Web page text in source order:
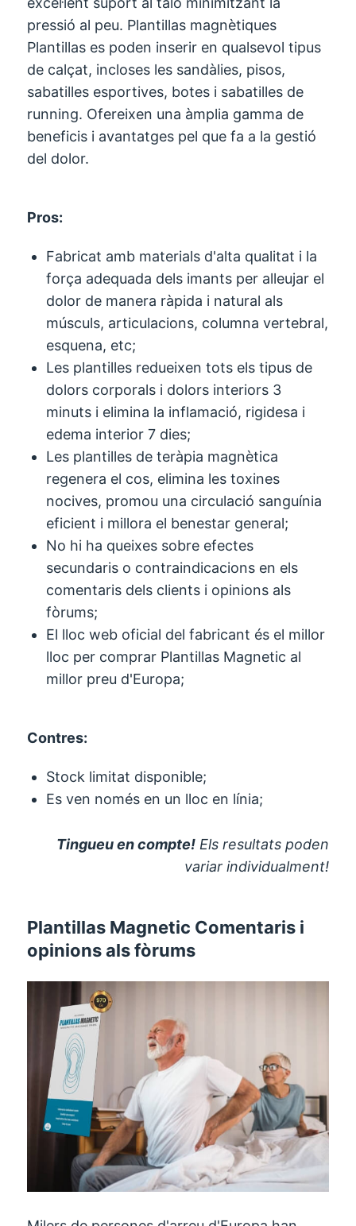
pressió al peu. Plantillas magnètiques
Plantillas es poden inserir en qualsevol tipus
de calçat, incloses les sandàlies, pisos,
sabatilles esportives, botes i sabatilles de
running. Ofereixen una àmplia gamma de
beneficis i avantatges pel que fa a la gestió
del dolor.
Pros:
Fabricat amb materials d'alta qualitat i la
força adequada dels imants per alleujar el
dolor de manera ràpida i natural als
músculs, articulacions, columna vertebral,
esquena, etc;
Les plantilles redueixen tots els tipus de
dolors corporals i dolors interiors 3
minuts i elimina la inflamació, rigidesa i
edema interior 7 dies;
Les plantilles de teràpia magnètica
regenera el cos, elimina les toxines
nocives, promou una circulació sanguínia
eficient i millora el benestar general;
No hi ha queixes sobre efectes
secundaris o contraindicacions en els
comentaris dels clients i opinions als
fòrums;
El lloc web oficial del fabricant és el millor
lloc per comprar Plantillas Magnetic al
millor preu d'Europa;
Contres:
Stock limitat disponible;
Es ven només en un lloc en línia;
Tingueu en compte!Els resultats poden
variar individualment!
Plantillas Magnetic Comentaris i
opinions als fòrums